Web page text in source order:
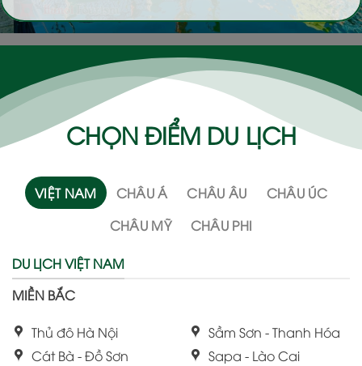
CHỌN ĐIỂM DU LỊCH
VIỆT NAM CHÂU Á CHÂU ÂU
CHÂU ÚC
CHÂU MỸ
CHÂU PHI
DU LỊCH VIỆT NAM
MIỀN BẮC
Thủ đô Hà Nội
Cát Bà - Đồ Sơn
Sầm Sơn - Thanh Hóa
Sapa - Lào Cai